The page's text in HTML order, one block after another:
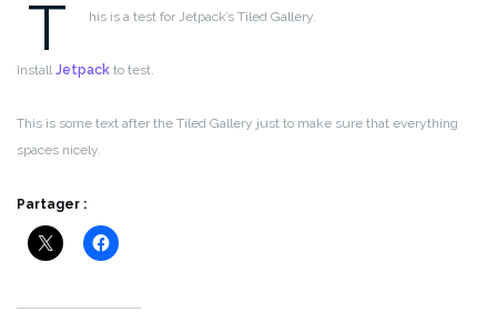
T his is a test for Jetpack’s Tiled Gallery.
InstallJetpack to test.
This is some text after the Tiled Gallery just to make sure that everything
spaces nicely.
Partager :